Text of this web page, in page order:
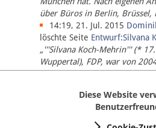
über Büros in Berlin, Brüssel,
14:19, 21. Jul. 2015
löschte Seite Entwurf:Silvana
„'''Silvana Koch-Mehrin''' (*
Wuppertal), FDP, war von
Europäischen Parlaments,
Diese Website